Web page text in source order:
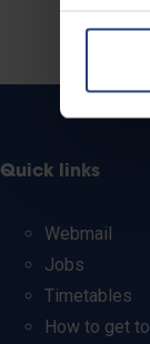
Quick links
Webmail
Jobs
Timetables
How to get to